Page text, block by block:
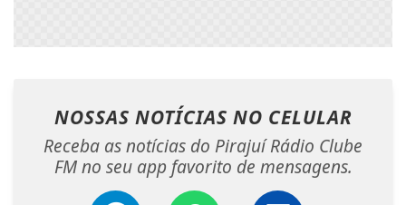
NOSSAS NOTÍCIAS NO CELULAR
Receba as notícias do Pirajuí Rádio Clube
FM no seu app favorito de mensagens.